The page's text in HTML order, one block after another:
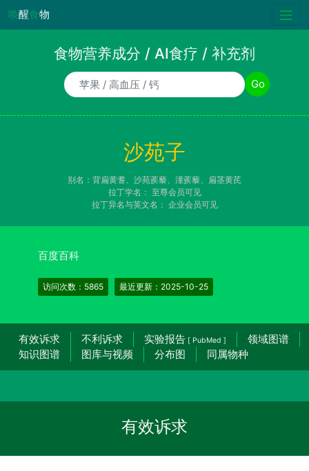
唤醒食物
食物营养成分 / AI食疗 / 补充剂
食物/AI食疗诉求/补充剂名称 Go
沙苑子
别名：背扁黄耆、沙苑蒺藜、潼蒺藜、扁茎黄芪
拉丁学名： 至尊会员可见
拉丁异名与英文名： 企业会员可见
百度百科
访问次数：5865 最近更新：2025-10-25
有效诉求 不利诉求 实验报告 [ PubMed ]
领域图谱
知识图谱
图库与视频 分布图 同属物种
有效诉求